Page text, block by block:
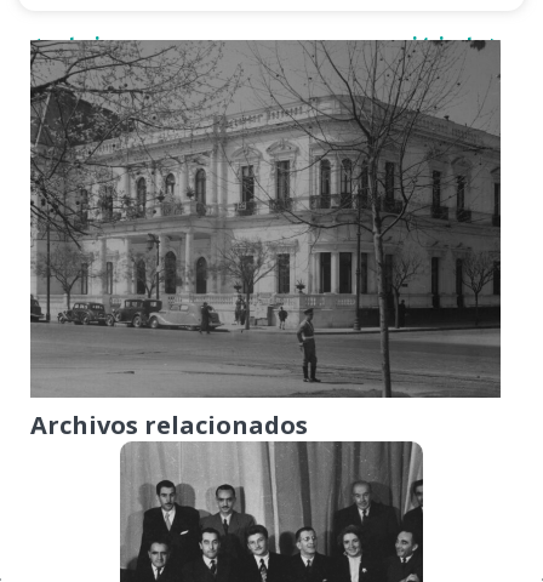
< anterior siguiente >
Archivos relacionados